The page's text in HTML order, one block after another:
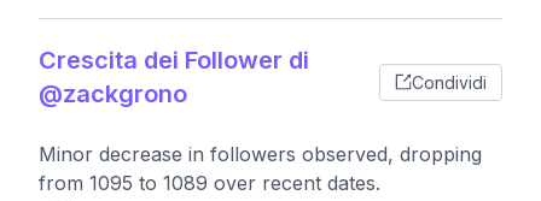
Crescita dei Follower di
@zackgrono
Condividi
Minor decrease in followers observed, dropping
from 1095 to 1089 over recent dates.